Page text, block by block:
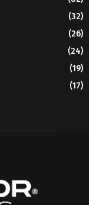
(32)
(26)
(24)
(19)
(17)